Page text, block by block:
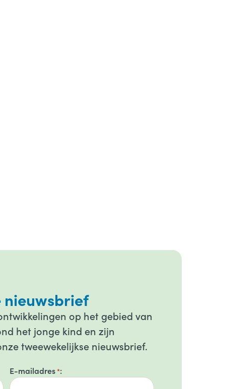
nieuwsbrief
op het gebied van
het jonge kind en zijn
tweewekelijkse nieuwsbrief.
E-mailadres*